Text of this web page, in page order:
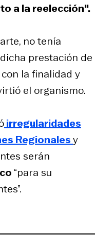
a la reelección".
no tenía
prestación de
la finalidad y
el organismo.
irregularidades
Regionalesy
serán
“para su